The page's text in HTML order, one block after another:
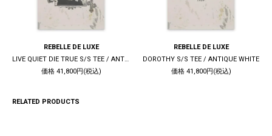
REBELLE DE LUXE
LIVE QUIET DIE TRUE S/S TEE / ANTIQUE WHITE
価格 41,800円(税込)
REBELLE DE LUXE
DOROTHY S/S TEE / ANTIQUE WHITE
価格 41,800円(税込)
RELATED PRODUCTS